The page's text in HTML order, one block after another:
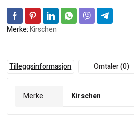
Merke:Kirschen
Tilleggsinformasjon Omtaler (0)
Merke Kirschen